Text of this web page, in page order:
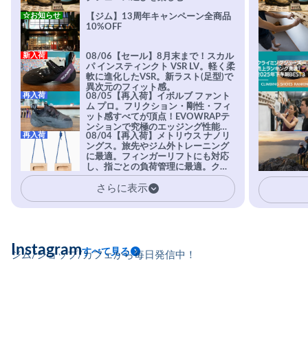
【ジム】13周年キャンペーン全商品
10%OFF
☆お知らせ
08/06【セール】8月末まで！スカル
パ インスティンクト VSR LV。軽く柔
軟に進化したVSR。新ラスト(足型)で
異次元のフィット感。
新入荷
08/05【再入荷】イボルブ ファント
ム プロ。フリクション・剛性・フィ
ット感すべてが頂点！EVOWRAPテ
ンションで究極のエッジング性能を
実現。進化系ラバーEvo-74はTRAX
を凌駕する粘着力で極小ホールドに
安心感。
再入荷
08/04【再入荷】メトリウス ナノリ
ングス。旅先やジム外トレーニング
に最適。フィンガーリフトにも対応
し、指ごとの負荷管理に最適。クラ
イマーの指を本気で鍛えるギア。
再入荷
さらに表示
ジム/ショップ/カフェから毎日発信中！
Instagramすべて見る